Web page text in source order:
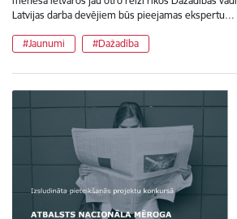
Latvijas darba devējiem būs pieejamas ekspertu…
#Jaunumi #Dažadība